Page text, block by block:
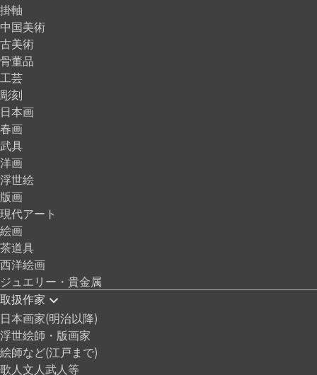
掛軸
中国美術
古美術
骨董品
工芸
彫刻
日本画
春画
武具
洋画
浮世絵
版画
現代アート
絵画
茶道具
西洋絵画
ジュエリー・貴金属
取扱作家
日本画家(明治以降)
浮世絵師・版画家
絵師など(江戸まで)
歌人文人武人等